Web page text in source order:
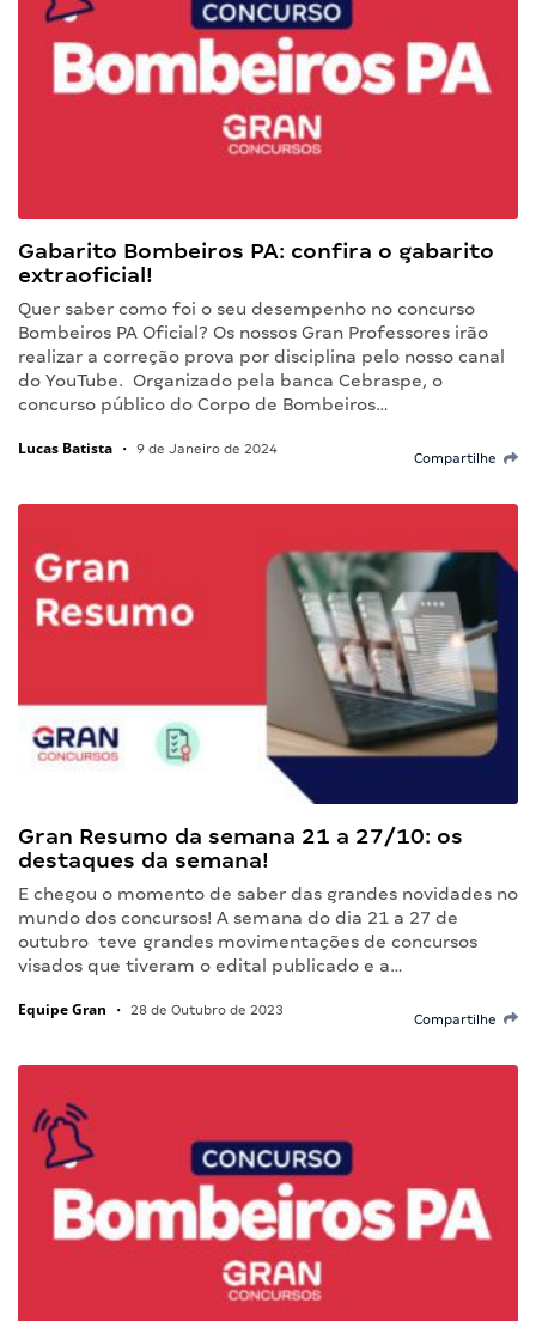
Gabarito Bombeiros PA: confira o gabarito
extraoficial!
Quer saber como foi o seu desempenho no concurso
Bombeiros PA Oficial? Os nossos Gran Professores irão
realizar a correção prova por disciplina pelo nosso canal
do YouTube. Organizado pela banca Cebraspe, o
concurso público do Corpo de Bombeiros…
Lucas Batista • 9 de Janeiro de 2024
Compartilhe
Gran Resumo da semana 21 a 27/10: os
destaques da semana!
E chegou o momento de saber das grandes novidades no
mundo dos concursos! A semana do dia 21 a 27 de
outubro teve grandes movimentações de concursos
visados que tiveram o edital publicado e a…
Equipe Gran • 28 de Outubro de 2023
Compartilhe